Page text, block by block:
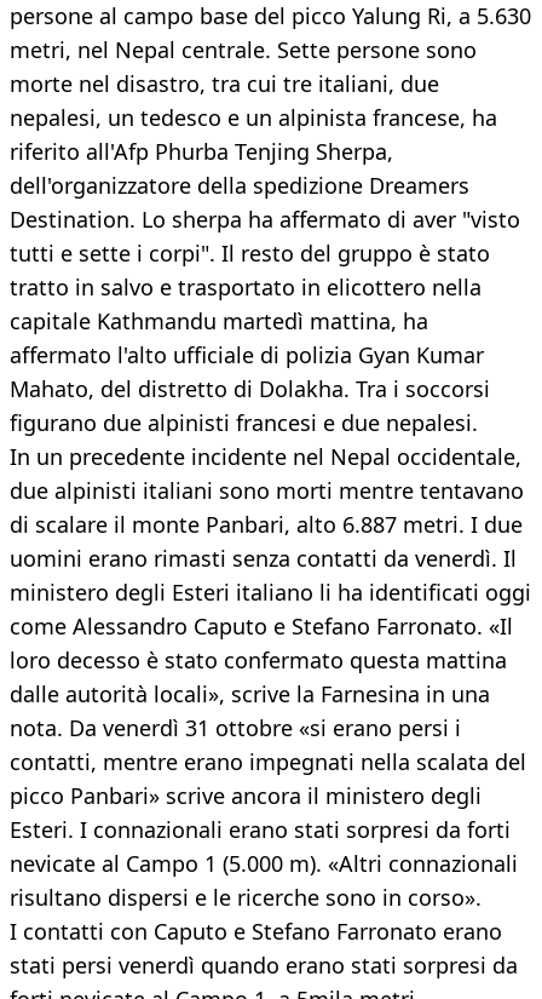
persone al campo base del picco Yalung Ri, a 5.630
metri, nel Nepal centrale. Sette persone sono
morte nel disastro, tra cui tre italiani, due
nepalesi, un tedesco e un alpinista francese, ha
riferito all'Afp Phurba Tenjing Sherpa,
dell'organizzatore della spedizione Dreamers
Destination. Lo sherpa ha affermato di aver "visto
tutti e sette i corpi". Il resto del gruppo è stato
tratto in salvo e trasportato in elicottero nella
capitale Kathmandu martedì mattina, ha
affermato l'alto ufficiale di polizia Gyan Kumar
Mahato, del distretto di Dolakha. Tra i soccorsi
figurano due alpinisti francesi e due nepalesi.
In un precedente incidente nel Nepal occidentale,
due alpinisti italiani sono morti mentre tentavano
di scalare il monte Panbari, alto 6.887 metri. I due
uomini erano rimasti senza contatti da venerdì. Il
ministero degli Esteri italiano li ha identificati oggi
come Alessandro Caputo e Stefano Farronato. «Il
loro decesso è stato confermato questa mattina
dalle autorità locali», scrive la Farnesina in una
nota. Da venerdì 31 ottobre «si erano persi i
contatti, mentre erano impegnati nella scalata del
picco Panbari» scrive ancora il ministero degli
Esteri. I connazionali erano stati sorpresi da forti
nevicate al Campo 1 (5.000 m). «Altri connazionali
risultano dispersi e le ricerche sono in corso».
I contatti con Caputo e Stefano Farronato erano
stati persi venerdì quando erano stati sorpresi da